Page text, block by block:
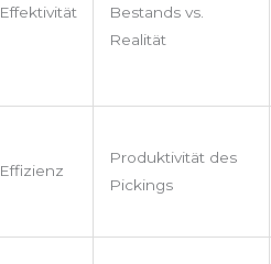
Effektivität
Bestands vs.
Realität
Effizienz
Produktivität des
Pickings